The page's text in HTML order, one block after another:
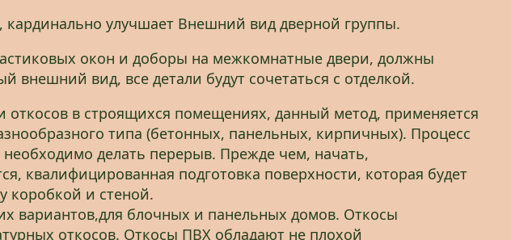
улучшает Внешний вид дверной группы.
окон и доборы на межкомнатные двери, должны
внешний вид, все детали будут сочетаться с отделкой.
в строящихся помещениях, данный метод, применяется
типа (бетонных, панельных, кирпичных). Процесс
делать перерыв. Прежде чем, начать,
квалифицированная подготовка поверхности, которая будет
коробкой и стеной.
вариантов,для блочных и панельных домов. Откосы
откосов. Откосы ПВХ обладают не плохой